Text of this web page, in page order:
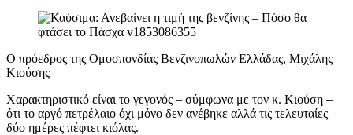
O πρόεδρος της Ομοσπονδίας Βενζινοπωλών Ελλάδας, Μιχάλης
Κιούσης
Χαρακτηριστικό είναι το γεγονός – σύμφωνα με τον κ. Κιούση –
ότι το αργό πετρέλαιο όχι μόνο δεν ανέβηκε αλλά τις τελευταίες
δύο ημέρες πέφτει κιόλας.